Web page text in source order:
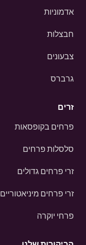
אדמוניות
חבצלות
צבעונים
גרברס
זרים
פרחים בקופסאות
סלסלות פרחים
זרי פרחים גדולים
זרי פרחים מיניאטוריים
פרחי יוקרה